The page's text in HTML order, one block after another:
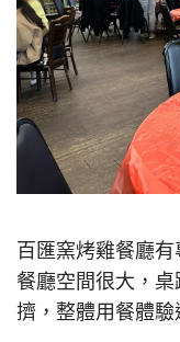
百匯窯烤雞餐廳
餐廳空間很大，
擠，整體用餐體驗